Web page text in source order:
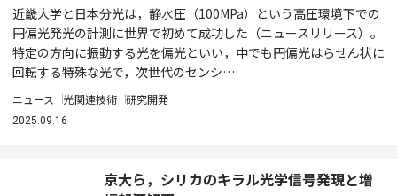
近畿大学と日本分光は，静水圧（100MPa）という高圧環境下での
円偏光発光の計測に世界で初めて成功した（ニュースリリース）。
特定の方向に振動する光を偏光といい，中でも円偏光はらせん状に
回転する特殊な光で，次世代のセンシ…
ニュース 光関連技術 研究開発
2025.09.16
京大ら，シリカのキラル光学信号発現と増